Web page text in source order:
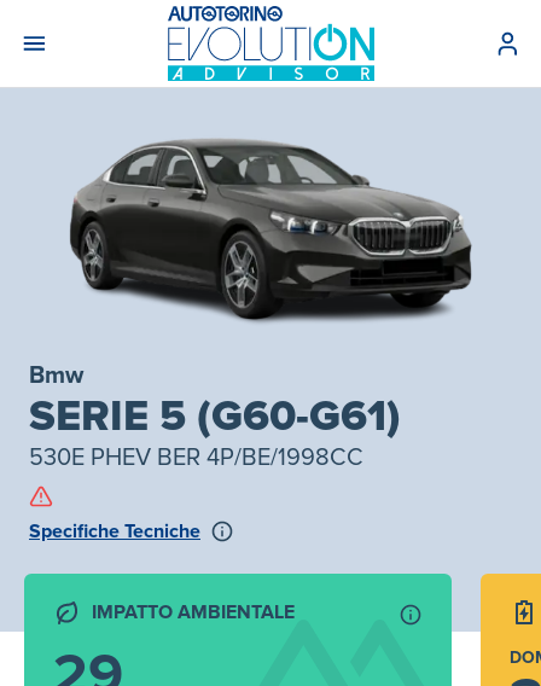
Bmw
SERIE 5 (G60-G61)
530E PHEV BER 4P/BE/1998CC
Specifiche Tecniche
IMPATTO AMBIENTALE